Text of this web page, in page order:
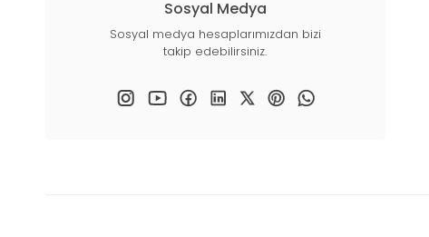
Sosyal Medya
Sosyal medya hesaplarımızdan bizi
takip edebilirsiniz.